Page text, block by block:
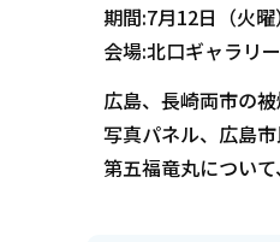
期間:7月12日（火曜
会場:北口ギャラリ
広島、長崎両市の
写真パネル、広島
第五福竜丸につい